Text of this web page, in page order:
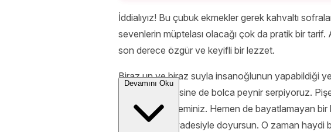
İddialıyız! Bu çubuk ekmekler gerek kahvaltı
sevenlerin müptelası olacağı çok da pratik bir
son derece özgür ve keyifli bir lezzet.
Biraz un ve biraz suyla insanoğlunun yapabildiği
katıyoruz, içerisine de bolca peynir serpiyoruz.
kabaracağına eminiz. Hemen de bayatlamayan bir
güzellik sizi ziyadesiyle doyursun. O zaman haydi
Devamını Oku